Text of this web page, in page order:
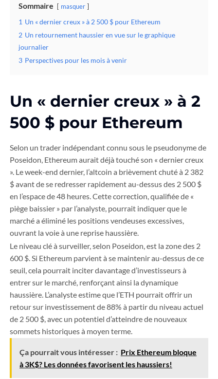
Sommaire masquer
1 Un « dernier creux » à 2 500 $ pour Ethereum
2 Un retournement haussier en vue sur le graphique
journalier
3 Perspectives pour les mois à venir
Un « dernier creux » à 2
500 $ pour Ethereum
Selon un trader indépendant connu sous le pseudonyme de
Poseidon, Ethereum aurait déjà touché son « dernier creux
». Le week-end dernier, l’altcoin a brièvement chuté à 2 382
$ avant de se redresser rapidement au-dessus des 2 500 $
en l’espace de 48 heures. Cette correction, qualifiée de «
piège baissier » par l’analyste, pourrait indiquer que le
marché a éliminé les positions vendeuses excessives,
ouvrant la voie à une reprise haussière.
Le niveau clé à surveiller, selon Poseidon, est la zone des 2
600 $. Si Ethereum parvient à se maintenir au-dessus de ce
seuil, cela pourrait inciter davantage d’investisseurs à
entrer sur le marché, renforçant ainsi la dynamique
haussière. L’analyste estime que l’ETH pourrait offrir un
retour sur investissement de 88% à partir du niveau actuel
de 2 500 $, avec un potentiel d’atteindre de nouveaux
sommets historiques à moyen terme.
Ça pourrait vous intéresser : Prix Ethereum bloque
à 3K$? Les données favorisent les haussiers!